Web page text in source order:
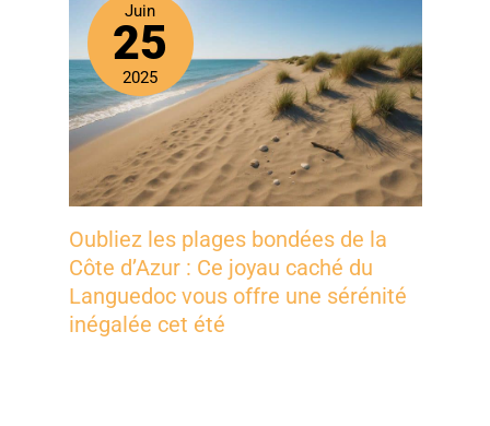
Juin
25
2025
Oubliez les plages bondées de la
Côte d’Azur : Ce joyau caché du
Languedoc vous offre une sérénité
inégalée cet été